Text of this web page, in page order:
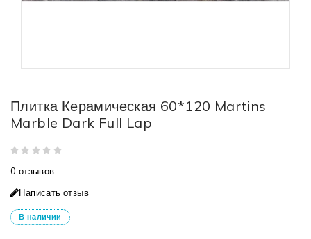
Плитка Керамическая 60*120 Martins
Marble Dark Full Lap
0 отзывов
Написать отзыв
В наличии